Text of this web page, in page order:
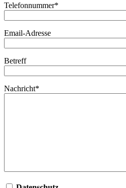
Telefonnummer*
Email-Adresse
Betreff
Nachricht*